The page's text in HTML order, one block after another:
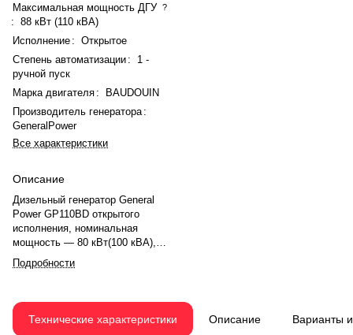
Максимальная мощность ДГУ ?
: 88 кВт (110 кВА)
Исполнение : Открытое
Степень автоматизации :
1 -
ручной пуск
Марка двигателя :
BAUDOUIN
Производитель генератора :
GeneralPower
Все характеристики
Описание
Дизельный генератор General
Power GP110BD открытого
исполнения, номинальная
мощность — 80 кВт(100 кВА),
максимальная — 88 кВт (110
кВА). Двигатель BAUDOUIN
электронный регулятором
оборотов. Объём двигателя —
Подробности
Технические характеристики Описание Варианты